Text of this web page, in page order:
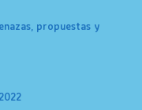
propuestas y